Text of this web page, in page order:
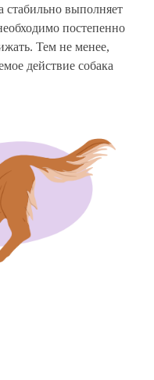
стабильно выполняет
постепенно
Тем не менее,
действие собака